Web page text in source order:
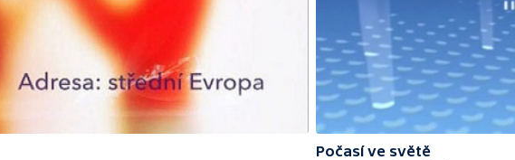
Počasí ve světě